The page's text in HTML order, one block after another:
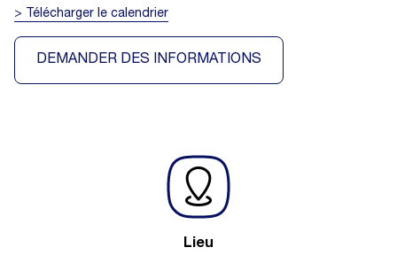
> Télécharger le calendrier
DEMANDER DES INFORMATIONS
Lieu